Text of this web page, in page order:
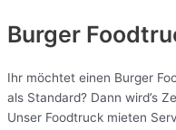
Burger
Ihr möchtet einen Burger
als Standard? Dann wird’s
Unser Foodtruck mieten